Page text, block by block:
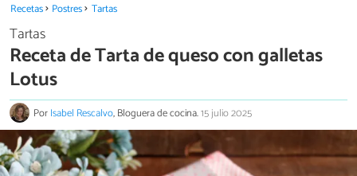
Recetas Postres Tartas
Tartas
Receta de Tarta de queso con galletas
Lotus
PorIsabel Rescalvo, Bloguera de cocina.15 julio 2025